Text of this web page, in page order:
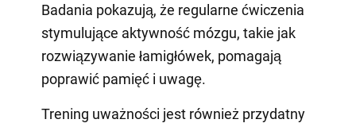
Badania pokazują, że regularne ćwiczenia
stymulujące aktywność mózgu, takie jak
rozwiązywanie łamigłówek, pomagają
poprawić pamięć i uwagę.
Trening uważności jest również przydatny